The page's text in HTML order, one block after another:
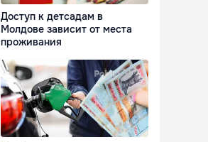
Доступ к детсадам в
Молдове зависит от места
проживания